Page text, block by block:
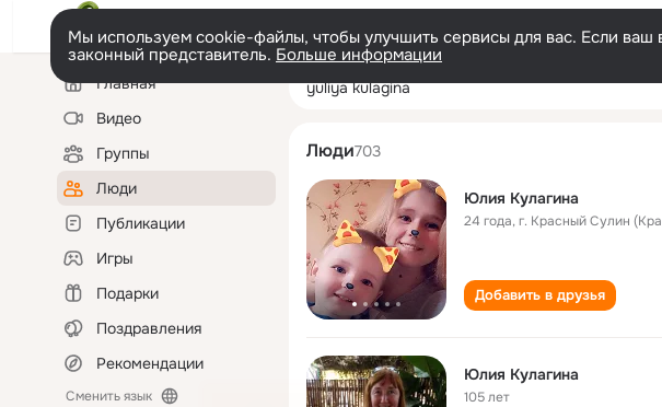
Мы используем cookie-файлы, чтобы улучшить сервисы для вас. Если
законный представитель. Больше информации
Левая
колонкаГлавная
Видео
Группы
Люди
Публикации
Игры
Подарки
Поздравления
Рекомендации
Сменить язык
yuliya kulagina
Люди703
Юлия Кулагина
24 года,г. Красный Сулин
Добавить в друзья
Юлия Кулагина
105 лет